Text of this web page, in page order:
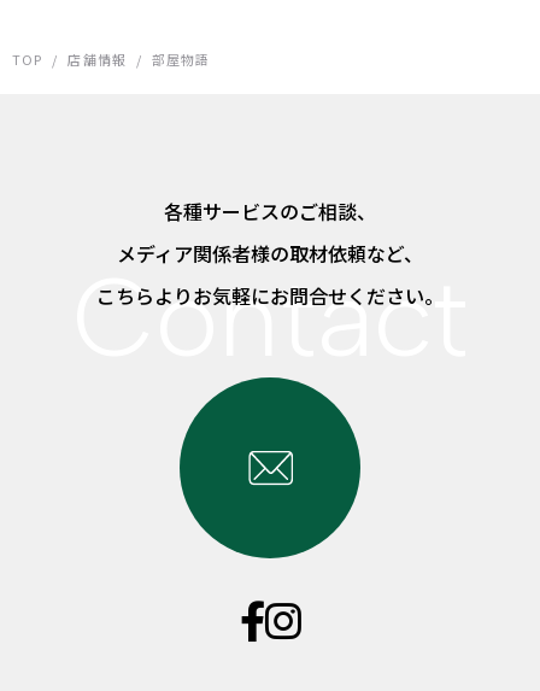
TOP / 店舗情報 / 部屋物語
各種サービスのご相談、
メディア関係者様の取材依頼など、
こちらよりお気軽にお問合せください。